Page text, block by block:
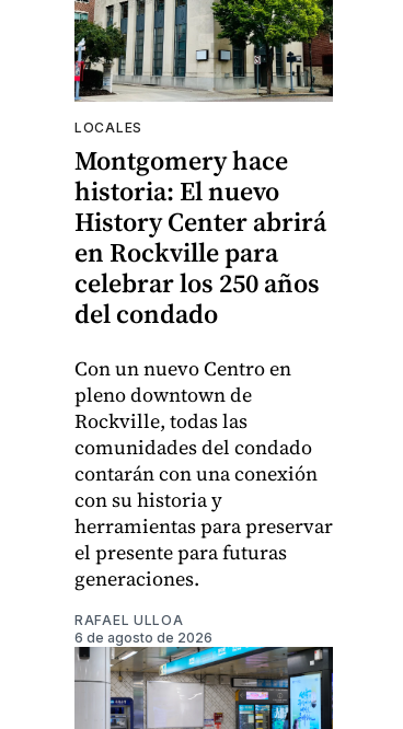
LOCALES
Montgomery hace
historia: El nuevo
History Center abrirá
en Rockville para
celebrar los 250 años
del condado
Con un nuevo Centro en
pleno downtown de
Rockville, todas las
comunidades del condado
contarán con una conexión
con su historia y
herramientas para preservar
el presente para futuras
generaciones.
RAFAEL ULLOA
6 de agosto de 2026